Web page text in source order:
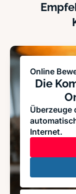
Online
Die
Überzeuge
Internet.